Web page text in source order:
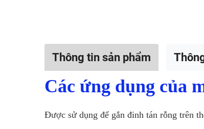
Thông tin sản phẩm
Các ứng dụng của
Được sử dụng để gắn đinh tán rỗng trên